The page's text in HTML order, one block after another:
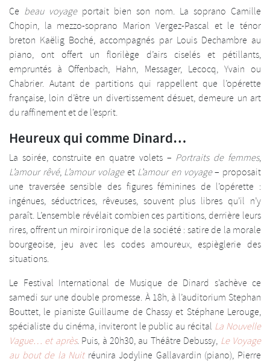
Ce beau voyageportait bien son nom. La soprano Camille
Chopin, la mezzo-soprano Marion Vergez-Pascal et le ténor
breton Kaëlig Boché, accompagnés par Louis Dechambre au
piano, ont offert un florilège d’airs ciselés et pétillants,
empruntés à Offenbach, Hahn, Messager, Lecocq, Yvain ou
Chabrier. Autant de partitions qui rappellent que l’opérette
française, loin d’être un divertissement désuet, demeure un art
du raffinement et de l’esprit.
Heureux qui comme Dinard…
La soirée, construite en quatre volets – Portraits de femmes,
L’amour rêvé, L’amour volageet L’amour en voyage– proposait
une traversée sensible des figures féminines de l’opérette :
ingénues, séductrices, rêveuses, souvent plus libres qu’il n’y
paraît. L’ensemble révélait combien ces partitions, derrière leurs
rires, offrent un miroir ironique de la société : satire de la morale
bourgeoise, jeu avec les codes amoureux, espièglerie des
situations.
Le Festival International de Musique de Dinard s’achève ce
samedi sur une double promesse. À 18h, à l’auditorium Stephan
Bouttet, le pianiste Guillaume de Chassy et Stéphane Lerouge,
spécialiste du cinéma, inviteront le public au récital La Nouvelle
Vague… et après. Puis, à 20h30, au Théâtre Debussy, Le Voyage
au bout de la Nuitréunira Jodyline Gallavardin (piano), Pierre